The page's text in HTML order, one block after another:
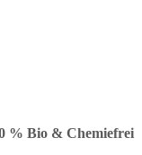
% Bio & Chemiefrei